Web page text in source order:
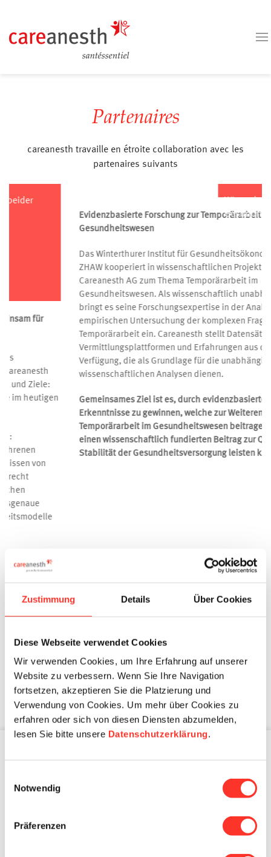
Zustimmung Details Über Cookies
Diese Webseite verwendet Cookies
Wir verwenden Cookies, um Ihre Erfahrung auf unserer
Website zu verbessern. Wenn Sie Ihre Navigation
fortsetzen, akzeptieren Sie die Platzierung und
Verwendung von Cookies. Um mehr über Cookies zu
erfahren oder sich von diesen Diensten abzumelden,
lesen Sie bitte unsere Datenschutzerklärung.
Notwendig
Präferenzen
Partenaires
careanesth travaille en étroite collaboration avec les
partenaires suivants
Gesundheitsökonomie
Evidenzbasierte Forschung zur Temporärarbeit im
Gesundheitswesen
Das Winterthurer Institut für Gesundheitsökonomie (WIG) der
ZHAW kooperiert in wissenschaftlichen Projekten mit der
Careanesth AG zum Thema Temporärarbeit im
Gesundheitswesen. Als wissenschaftlich unabhängiges Institut
bringt es seine Forschungsexpertise in der Analyse und
empirischen Untersuchung der komplexen Fragestellungen zu
Temporärarbeit ein. Careanesth stellt Datensätze ihrer
Vermittlungsplattformen und Erfahrungen aus der Branche zur
Verfügung, die als Grundlage für die unabhängigen
wissenschaftlichen Analysen dienen.
Gemeinsames Ziel ist es, durch evidenzbasierte Forschung neue
Erkenntnisse zu gewinnen, welche zur Weiterentwicklung der
Stabilität der Gesundheitsversorgung leisten können.
Winterthurer Institut für Gesundheitsökonomie
Professionels de santé